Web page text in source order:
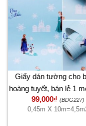
Giấy dán tường cho
hoàng tuyết, bán lẻ 1
tường phòng ngủ bé
trường học đẹp
99,000₫ (BDG227)
0,45m X